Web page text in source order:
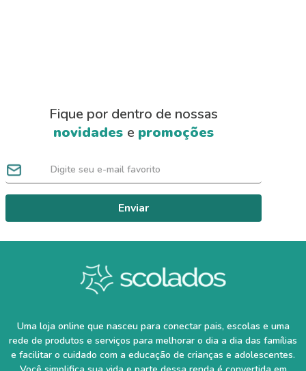
Fique por dentro de nossas
novidades e promoções
Enviar
Uma loja online que nasceu para conectar pais, escolas e uma
rede de produtos e serviços para melhorar o dia a dia das famílias
e facilitar o cuidado com a educação de crianças e adolescentes.